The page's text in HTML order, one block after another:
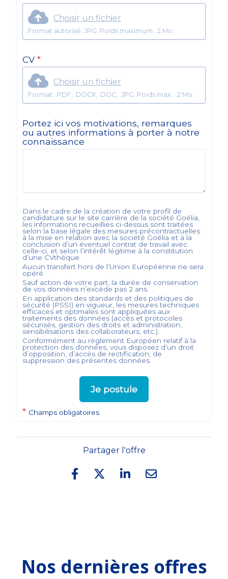
Choisir un fichier
Format autorisé: JPG. Poids maximum : 2 Mo.
CV *
Choisir un fichier
Format: .PDF, .DOCX, .DOC, .JPG. Poids max. : 2 Mo.
Portez ici vos motivations, remarques
ou autres informations à porter à notre
connaissance
Dans le cadre de la création de votre profil de
candidature sur le site carrière de la société Goélia
les informations recueillies ci-dessus sont traitées
selon la base légale des mesures précontractuelles
à la mise en relation avec la société Goélia et à la
conclusion d’un éventuel contrat de travail avec
celle-ci, et selon l’intérêt légitime à la constitution
d’une CVthèque.
Aucun transfert hors de l’Union Européenne ne sera
opéré.
Sauf action de votre part, la durée de conservation
de vos données n’excède pas 2 ans.
En application des standards et des politiques de
sécurité (PSSI) en vigueur, les mesures techniques
efficaces et optimales sont appliquées aux
traitements des données (accès et protocoles
sécurisés, gestion des droits et administration,
sensibilisations des collaborateurs, etc.).
Conformément au règlement Européen relatif à la
protection des données, vous disposez d’un droit
d’opposition, d’accès de rectification, de
suppression des présentes données.
Je postule
* Champs obligatoires
Partager l'offre
Nos dernières offres